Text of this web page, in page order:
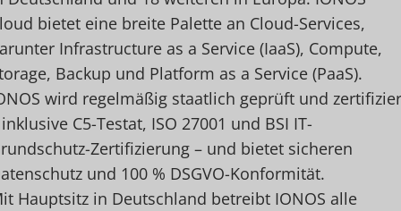
bietet eine breite Palette an Cloud-Services,
Infrastructure as a Service (IaaS), Compute,
Backup und Platform as a Service (PaaS).
wird regelmäßig staatlich geprüft und
C5-Testat, ISO 27001 und BSI IT-
Zertifizierung – und bietet sicheren
und 100 % DSGVO-Konformität.
Hauptsitz in Deutschland betreibt IONOS alle